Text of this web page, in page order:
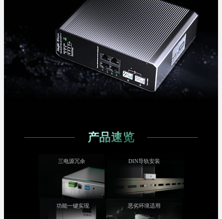
产品速览
三电源冗余 DIN导轨安装
功能一键实现 恶劣环境适用